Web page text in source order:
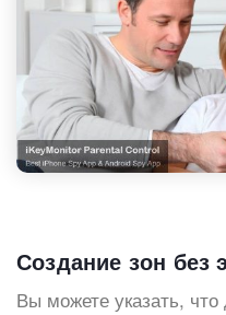
Создание зон без
Вы можете указать, что